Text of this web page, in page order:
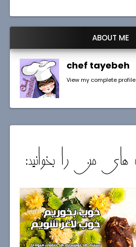
ABOUT ME
chef tayebeh
View my complete profile